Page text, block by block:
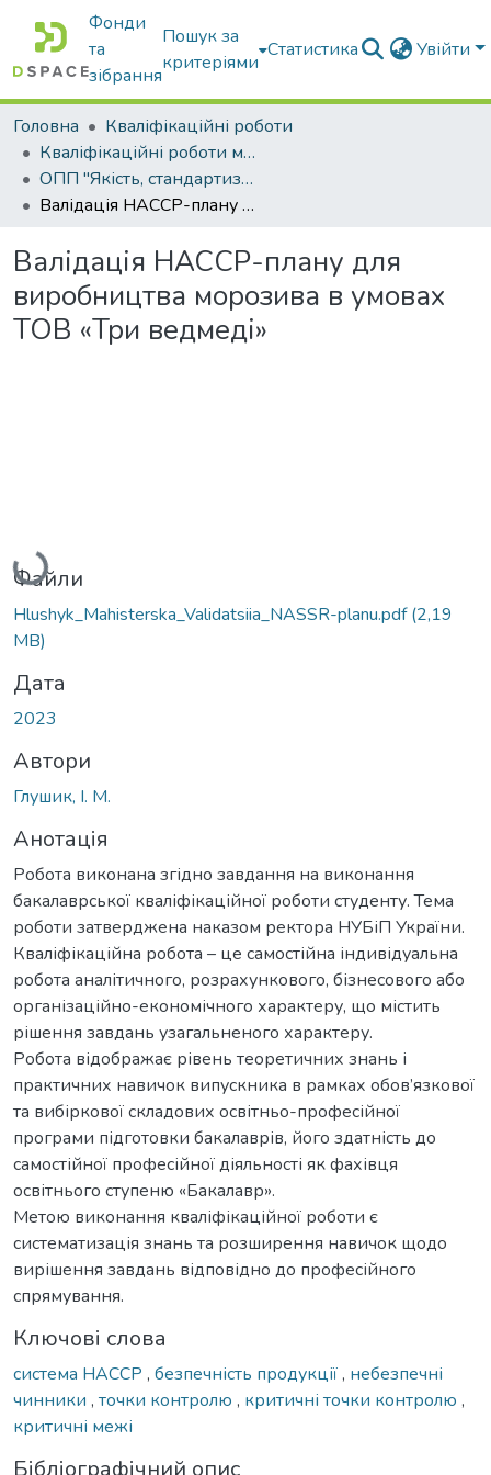
Фонди
та
зібрання
Пошук за
критеріями
Статистика Увійти
Головна
Кваліфікаційні роботи
Кваліфікаційні роботи магістрів
ОПП "Якість, стандартизація та сертифікація"
Валідація НАССР-плану для виробництва морозива в умовах ТОВ «Три ведмеді»
Валідація НАССР-плану для
виробництва морозива в умовах
ТОВ «Три ведмеді»
Вантажиться...
Файли
Hlushyk_Mahisterska_Validatsiia_NASSR-planu.pdf(2,19
MB)
Дата
2023
Автори
Глушик, І. М.
Анотація
Робота виконана згідно завдання на виконання
бакалаврської кваліфікаційної роботи студенту. Тема
роботи затверджена наказом ректора НУБіП України.
Кваліфікаційна робота – це самостійна індивідуальна
робота аналітичного, розрахункового, бізнесового або
організаційно-економічного характеру, що містить
рішення завдань узагальненого характеру.
Робота відображає рівень теоретичних знань і
практичних навичок випускника в рамках обов’язкової
та вибіркової складових освітньо-професійної
програми підготовки бакалаврів, його здатність до
самостійної професійної діяльності як фахівця
освітнього ступеню «Бакалавр».
Метою виконання кваліфікаційної роботи є
систематизація знань та розширення навичок щодо
вирішення завдань відповідно до професійного
спрямування.
Ключові слова
система НАССP , безпечність продукції, небезпечні
чинники , точки контролю , критичні точки контролю ,
критичні межі
Бібліографічний опис